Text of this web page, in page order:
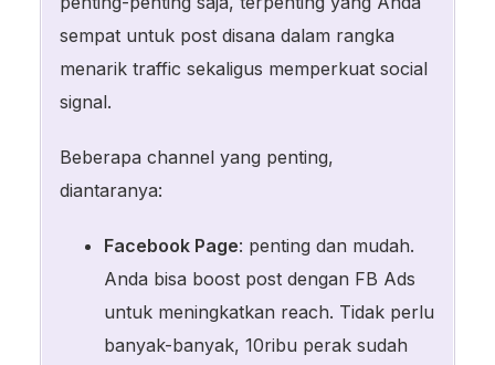
sempat untuk post disana dalam rangka
menarik traffic sekaligus memperkuat social
signal.
Beberapa channel yang penting,
diantaranya:
Facebook Page: penting dan mudah.
Anda bisa boost post dengan FB Ads
untuk meningkatkan reach. Tidak perlu
banyak-banyak, 10ribu perak sudah